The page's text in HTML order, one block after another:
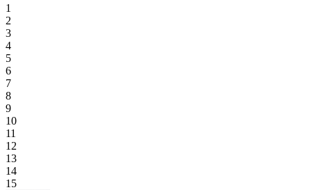
1
2
3
4
5
6
7
8
9
10
11
12
13
14
15